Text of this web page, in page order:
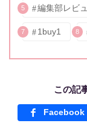
5 編集部レビ
7 1buy1 8
この記
Facebook